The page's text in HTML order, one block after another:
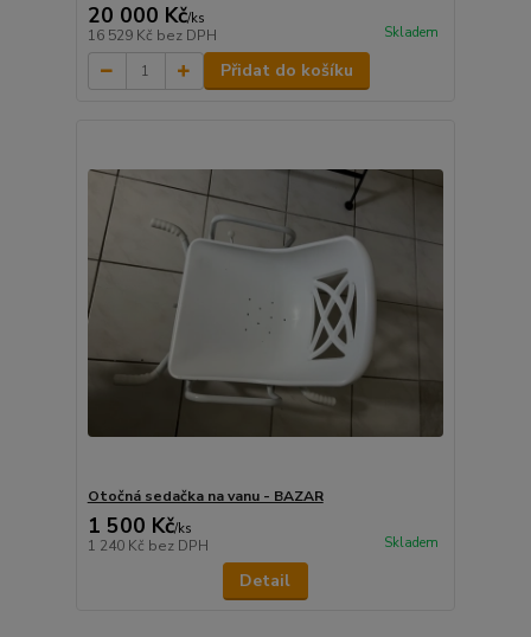
20 000 Kč/ks
16 529 Kč bez DPH Skladem
Přidat do košíku
Otočná sedačka na vanu - BAZAR
1 500 Kč/ks
1 240 Kč bez DPH Skladem
Detail